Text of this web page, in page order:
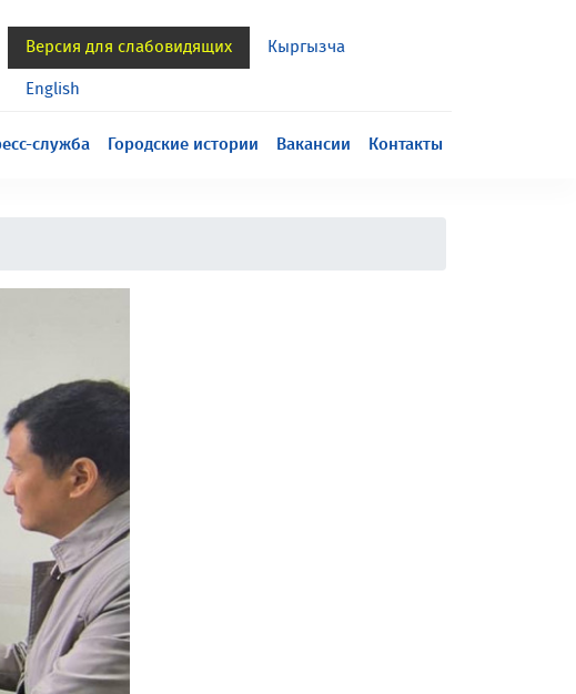
Версия для слабовидящих Кыргызча
English
служба Городские истории Вакансии Контакты